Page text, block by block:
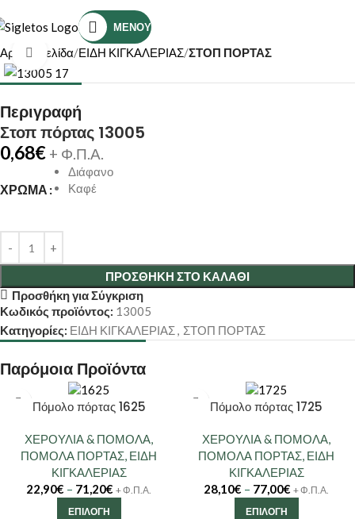
ΜΕΝΟΎ
Αρχική σελίδα ΕΙΔΗ ΚΙΓΚΑΛΕΡΙΑΣ ΣΤΟΠ ΠΟΡΤΑΣ
Κάντε κλικ για μεγέθυνση
Περιγραφή
Στοπ πόρτας 13005
0,68€ + Φ.Π.Α.
ΧΡΏΜΑ
Διάφανο
Καφέ
ΠΡΟΣΘΉΚΗ ΣΤΟ ΚΑΛΆΘΙ
Προσθήκη για Σύγκριση
Κωδικός προϊόντος: 13005
Κατηγορίες: ΕΙΔΗ ΚΙΓΚΑΛΕΡΙΑΣ, ΣΤΟΠ ΠΟΡΤΑΣ
Παρόμοια Προϊόντα
Πόμολο πόρτας 1625
ΧΕΡΟΥΛΙΑ & ΠΟΜΟΛΑ,
ΠΟΜΟΛΑ ΠΟΡΤΑΣ, ΕΙΔΗ
ΚΙΓΚΑΛΕΡΙΑΣ
22,90€ – 71,20€ + Φ.Π.Α.
ΕΠΙΛΟΓΉ
Πόμολο πόρτας 1725
ΧΕΡΟΥΛΙΑ & ΠΟΜΟΛΑ,
ΠΟΜΟΛΑ ΠΟΡΤΑΣ, ΕΙΔΗ
ΚΙΓΚΑΛΕΡΙΑΣ
28,10€ – 77,00€ + Φ.Π.Α.
ΕΠΙΛΟΓΉ